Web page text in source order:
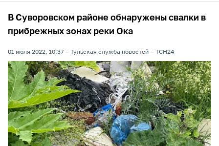
В Суворовском районе обнаружены свалки в
прибрежных зонах реки Ока
01 июля 2022, 10:37 Тульская служба новостей ТСН24